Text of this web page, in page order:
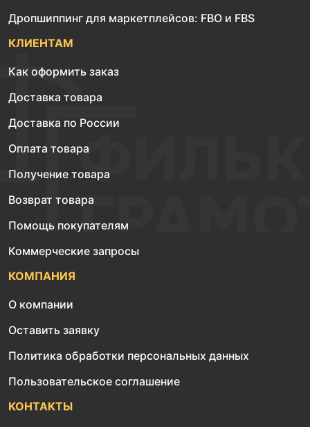
Дропшиппинг для маркетплейсов: FBO и FBS
КЛИЕНТАМ
Как оформить заказ
Доставка товара
Доставка по России
Оплата товара
Получение товара
Возврат товара
Помощь покупателям
Коммерческие запросы
КОМПАНИЯ
О компании
Оставить заявку
Политика обработки персональных данных
Пользовательское соглашение
КОНТАКТЫ